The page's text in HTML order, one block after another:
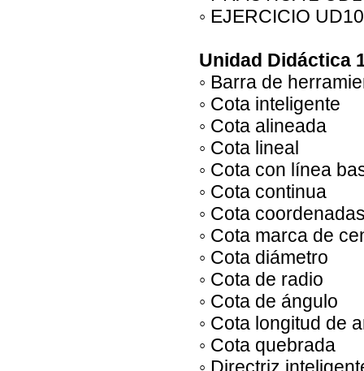
◦ EJERCICIO
Unidad Didáctica
◦ Barra de
◦ Cota inteligente
◦ Cota alineada
◦ Cota lineal
◦ Cota con línea
◦ Cota continua
◦ Cota
◦ Cota marca de
◦ Cota diámetro
◦ Cota de radio
◦ Cota de ángulo
◦ Cota longitud de
◦ Cota quebrada